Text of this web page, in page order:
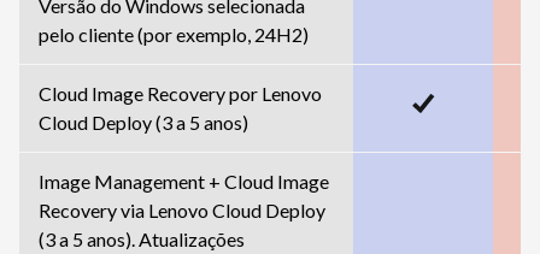
Versão do Windows selecionada
pelo cliente (por exemplo, 24H2)
Cloud Image Recovery por Lenovo
Cloud Deploy (3 a 5 anos)
Image Management + Cloud Image
Recovery via Lenovo Cloud Deploy
(3 a 5 anos). Atualizações